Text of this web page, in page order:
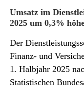
Umsatz im
2025 um 0,3%
Der
Finanz- und
1. Halbjahr 2025
Statistischen